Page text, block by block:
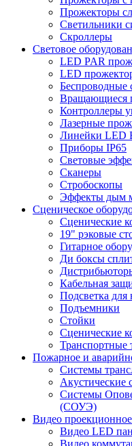
Прожекторы
Светильники
Скроллеры
Световое
LED PAR
LED
Беспроводные
Вращающиеся
Контроллеры
Лазерные
Линейки LED
Приборы IP65
Световые
Сканеры
Стробоскопы
Эффекты дым
Сценическое
Сценические
19" рэковые
Гитарное
Ди боксы
Кабельная
Подсветка для
Подъемники
Стойки
Сценические
Транспортные
Пожарное и
Cистемы
Системы
(СОУЭ)
Видео
Видео LED
Видео